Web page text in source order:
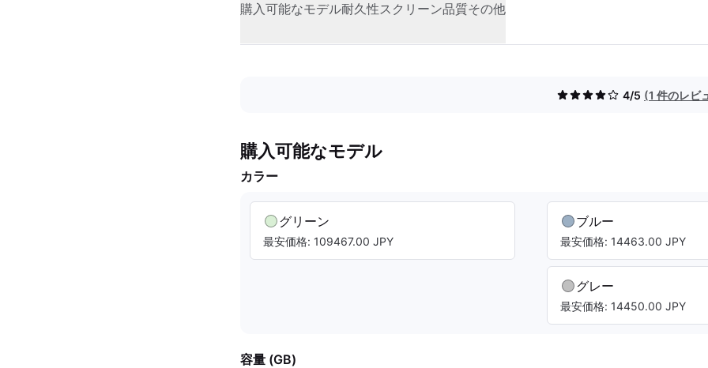
購入可能なモデル耐久性スクリーン品質その他
4/5 (1 件のレビ
購入可能なモデル
カラー
グリーン
最安価格: 109467.00 JPY
ブルー
最安価格: 14463.00 JPY
グレー
最安価格: 14450.00 JPY
容量 (GB)